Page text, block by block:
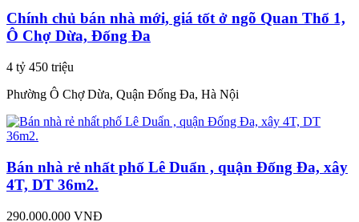
Chính chủ bán nhà mới, giá tốt ở ngõ Quan Thổ 1,
Ô Chợ Dừa, Đống Đa
4 tỷ 450 triệu
Phường Ô Chợ Dừa, Quận Đống Đa, Hà Nội
Bán nhà rẻ nhất phố Lê Duẩn , quận Đống Đa, xây
4T, DT 36m2.
290.000.000 VNĐ